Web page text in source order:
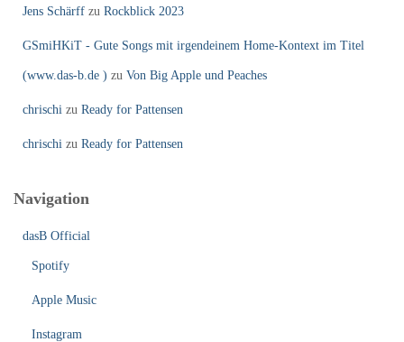
Jens Schärff zu Rockblick 2023
GSmiHKiT - Gute Songs mit irgendeinem Home-Kontext im Titel
(www.das-b.de ) zu Von Big Apple und Peaches
chrischi zu Ready for Pattensen
chrischi zu Ready for Pattensen
Navigation
dasB Official
Spotify
Apple Music
Instagram